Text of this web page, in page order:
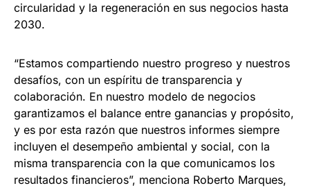
circularidad y la regeneración en sus negocios hasta
2030.
“Estamos compartiendo nuestro progreso y nuestros
desafíos, con un espíritu de transparencia y
colaboración. En nuestro modelo de negocios
garantizamos el balance entre ganancias y propósito,
y es por esta razón que nuestros informes siempre
incluyen el desempeño ambiental y social, con la
misma transparencia con la que comunicamos los
resultados financieros”, menciona Roberto Marques,